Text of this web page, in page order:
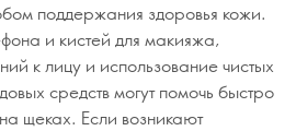
поддержания здоровья кожи.
и кистей для макияжа,
к лицу и использование чистых
средств могут помочь быстро
щеках. Если возникают